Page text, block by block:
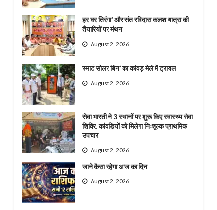
हर घर तिरंगा’ और संत रविदास कलश यात्रा की
तैयारियों पर मंथन
August 2, 2026
स्मार्ट सोलर बिन’ का कांवड़ मेले में ट्रायल
August 2, 2026
सेवा भारती ने 3 स्थानों पर शुरू किए स्वास्थ्य सेवा
शिविर, कांवड़ियों को मिलेगा निःशुल्क प्राथमिक
उपचार
August 2, 2026
जाने कैसा रहेगा आज का दिन
August 2, 2026